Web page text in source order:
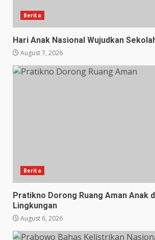
Berita
Hari Anak Nasional Wujudkan
August 7, 2026
Berita
Pratikno Dorong Ruang Aman Anak
Lingkungan
August 6, 2026